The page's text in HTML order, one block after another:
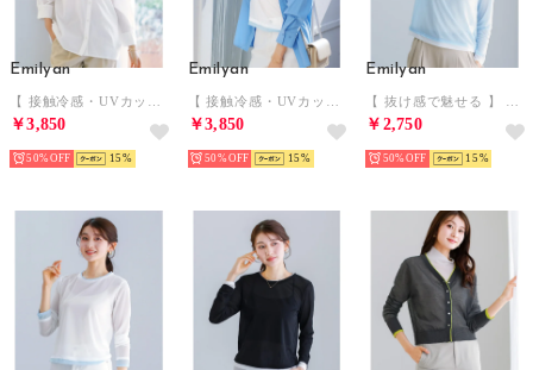
Emilyan
￥3,850
50% 15
Emilyan
￥3,850
50% 15
Emilyan
￥2,750
50% 15